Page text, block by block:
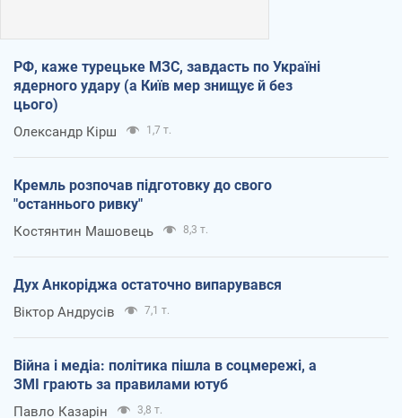
РФ, каже турецьке МЗС, завдасть по Україні
ядерного удару (а Київ мер знищує й без
цього)
Олександр Кірш 1,7 т.
Кремль розпочав підготовку до свого
"останнього ривку"
Костянтин Машовець 8,3 т.
Дух Анкоріджа остаточно випарувався
Віктор Андрусів 7,1 т.
Війна і медіа: політика пішла в соцмережі, а
ЗМІ грають за правилами ютуб
Павло Казарін 3,8 т.